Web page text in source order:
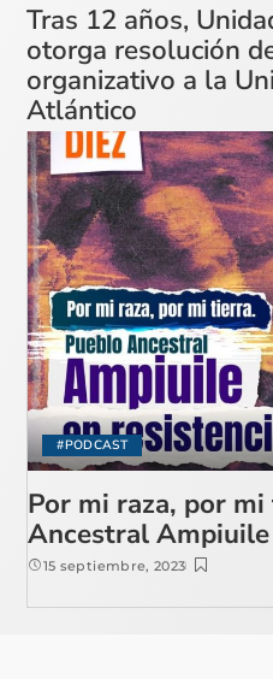
Tras 12 años,
otorga resolución
organizativo a la
Atlántico
#PODCAST
Por mi raza, por
Ancestral
15 septiembre, 2023